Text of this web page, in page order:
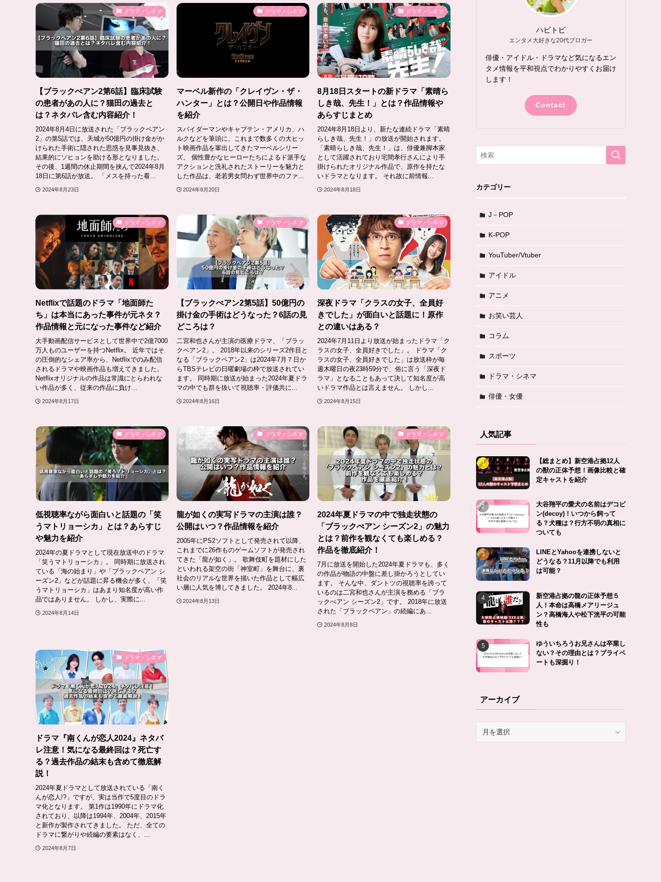
ドラマ・シネマ
【ブラックぺアン2第6話】臨床試験
の患者があの人に？猫田の過去と
は？ネタバレ含む内容紹介！
2024年8月4日に放送された「ブラックペアン
2」の第5話では、天城が50億円の掛け金がか
けられた手術に隠された思惑を見事見抜き、
結果的にソヒョンを助ける形となりました。
その後、1週間の休止期間を挟んで2024年8月
18日に第6話が放送。 「メスを持った看...
2024年8月23日
ドラマ・シネマ
マーベル新作の「クレイヴン・ザ・
ハンター」とは？公開日や作品情報
を紹介
スパイダーマンやキャプテン・アメリカ、ハ
ルクなどを筆頭に、これまで数多くの大ヒッ
ト映画作品を輩出してきたマーベルシリー
ズ。 個性豊かなヒーローたちによるド派手な
アクションと洗礼されたストーリーを魅力と
した作品は、老若男女問わず世界中のファ...
2024年8月20日
ドラマ・シネマ
8月18日スタートの新ドラマ「素晴ら
しき哉、先生！」とは？作品情報や
あらすじまとめ
2024年8月18日より、新たな連続ドラマ「素晴
らしき哉、先生！」の放送が開始されます。
「素晴らしき哉、先生！」は、俳優兼脚本家
として活躍されており宅間孝行さんにより手
掛けられたオリジナル作品で、原作を持たな
いドラマとなります。 それ故に前情報...
2024年8月18日
ドラマ・シネマ
Netflixで話題のドラマ「地面師た
ち」は本当にあった事件が元ネタ？
作品情報と元になった事件など紹介
大手動画配信サービスとして世界中で2億7000
万人ものユーザーを持つNetflix。 近年ではそ
の圧倒的なシェア率から、Netflixでのみ配信
されるドラマや映画作品も増えてきました。
Netflixオリジナルの作品は常識にとらわれな
い作品が多く、従来の作品に負け...
2024年8月17日
ドラマ・シネマ
【ブラックぺアン2第5話】50億円の
掛け金の手術はどうなった？6話の見
どころは？
二宮和也さんが主演の医療ドラマ、「ブラッ
クペアン2」。 2018年以来のシリーズ2作目と
なる「ブラックペアン2」は2024年7月７日か
らTBSテレビの日曜劇場の枠で放送されてい
ます。 同時期に放送が始まった2024年夏ドラ
マの中でも群を抜いて視聴率・評価共に...
2024年8月16日
ドラマ・シネマ
深夜ドラマ「クラスの女子、全員好
きでした」が面白いと話題に！原作
との違いはある？
2024年7月11日より放送が始まったドラマ「ク
ラスの女子、全員好きでした」。 ドラマ「ク
ラスの女子、全員好きでした」は放送枠が毎
週木曜日の夜23時59分で、俗に言う「深夜ド
ラマ」となることもあって決して知名度が高
いドラマ作品とは言えません。 しかし...
2024年8月15日
ドラマ・シネマ
低視聴率ながら面白いと話題の「笑
うマトリョーシカ」とは？あらすじ
や魅力を紹介
2024年の夏ドラマとして現在放送中のドラマ
「笑うマトリョーシカ」。 同時期に放送され
ている「海の始まり」や「ブラックペアン シ
ーズン2」などが話題に昇る機会が多く、「笑
うマトリョーシカ」はあまり知名度が高い作
品ではありません。 しかし、実際に...
2024年8月14日
ドラマ・シネマ
龍が如くの実写ドラマの主演は誰？
公開はいつ？作品情報を紹介
2005年にPS2ソフトとして発売されて以降、
これまでに26作ものゲームソフトが発売され
てきた「龍が如く」。 歌舞伎町を題材にした
といわれる架空の街「神室町」を舞台に、裏
社会のリアルな世界を描いた作品として幅広
い層に人気を博してきました。 2024年8...
2024年8月13日
ドラマ・シネマ
2024年夏ドラマの中で独走状態の
「ブラックぺアン シーズン2」の魅力
とは？前作を観なくても楽しめる？
作品を徹底紹介！
7月に放送を開始した2024年夏ドラマも、多く
の作品が物語の中盤に差し掛かろうとしてい
ます。 そんな中、ダントツの視聴率を誇って
いるのは二宮和也さんが主演を務める「ブラ
ックぺアン シーズン2」です。 2018年に放送
された「ブラックペアン」の続編にあ...
2024年8月8日
ドラマ・シネマ
ドラマ『南くんが恋人2024』ネタバ
レ注意！気になる最終回は？死亡す
る？過去作品の結末も含めて徹底解
説！
2024年夏ドラマとして放送されている「南く
んが恋人!?」ですが、実は当作で5度目のドラ
マ化となります。 第1作は1990年にドラマ化
されており、以降は1994年、2004年、2015年
と新作が製作されてきました。 ただ、全ての
ドラマに繋がりや続編の要素はなく、...
2024年8月7日
ハピトピ
エンタメ大好きな20代ブロガー
俳優・アイドル・ドラマなど気になるエン
タメ情報を平和視点でわかりやすくお届け
します！
Contact
カテゴリー
J－POP
K-POP
YouTuber/Vtuber
アイドル
アニメ
お笑い芸人
コラム
スポーツ
ドラマ・シネマ
俳優・女優
人気記事
【総まとめ】新空港占拠12人
の獣の正体予想！画像比較と確
定キャストを紹介
大谷翔平の愛犬の名前はデコピ
ン(decoy)！いつから飼って
る？犬種は？行方不明の真相に
ついても
LINEとYahooを連携しないと
どうなる？11月以降でも利用
は可能？
新空港占拠の龍の正体予想５
人！本命は高橋メアリージュ
ン？高橋海人や松下洸平の可能
性も
ゆういちろうお兄さんは卒業し
ない？その理由とは？プライベ
ートも深掘り！
アーカイブ